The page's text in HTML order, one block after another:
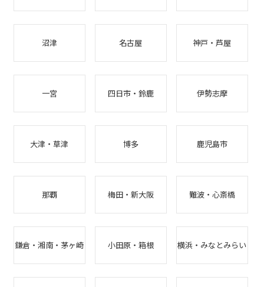
沼津 名古屋 神戸・芦屋
一宮 四日市・鈴鹿 伊勢志摩
大津・草津 博多 鹿児島市
那覇 梅田・新大阪 難波・心斎橋
鎌倉・湘南・茅ヶ崎 小田原・箱根 横浜・みなとみらい